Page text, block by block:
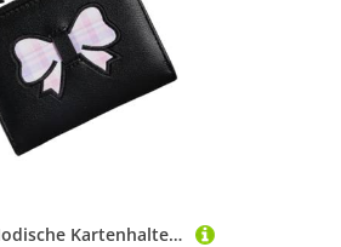
Limtula Modische Kartenhalter und Münzfach mit Reißverschluss, stilvolle Schleifen, Dekoration, praktische PU-Reißverschlüsse, Geldbörse, faltbare Tasche, Schwarz , Mass Beauty